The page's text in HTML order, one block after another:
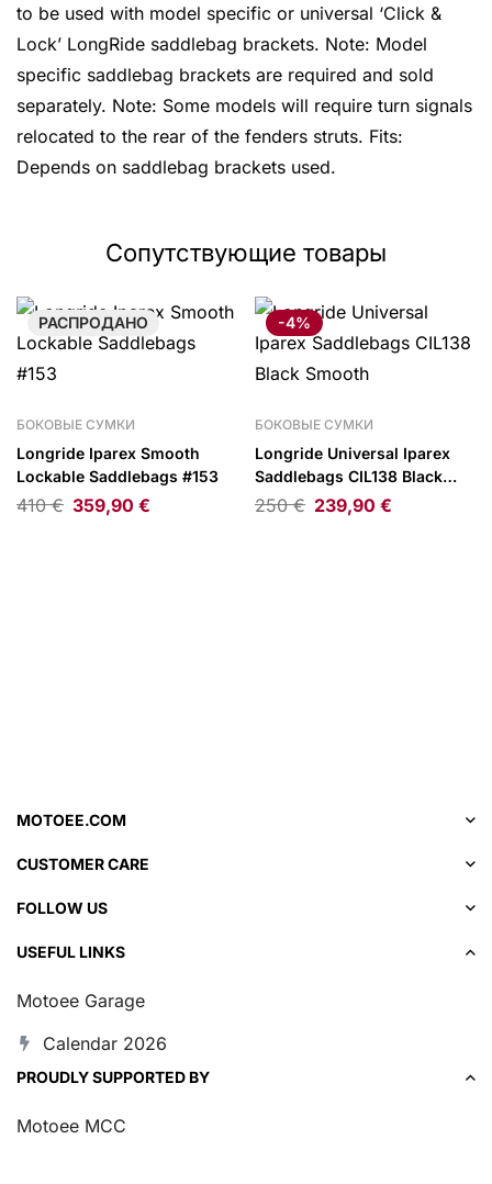
to be used with model specific or universal ‘Click &
Lock’ LongRide saddlebag brackets. Note: Model
specific saddlebag brackets are required and sold
separately. Note: Some models will require turn signals
relocated to the rear of the fenders struts. Fits:
Depends on saddlebag brackets used.
Сопутствующие товары
РАСПРОДАНО
БОКОВЫЕ СУМКИ
Longride Iparex Smooth
Lockable Saddlebags #153
410€ 359,90 €
-4%
БОКОВЫЕ СУМКИ
Longride Universal Iparex
Saddlebags CIL138 Black
Smooth
250€ 239,90 €
MOTOEE.COM
CUSTOMER CARE
FOLLOW US
USEFUL LINKS
Motoee Garage
Calendar 2026
PROUDLY SUPPORTED BY
Motoee MCC